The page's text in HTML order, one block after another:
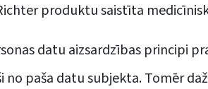
produktu saistīta
datu aizsardzības principi
no paša datu subjekta. Tomēr